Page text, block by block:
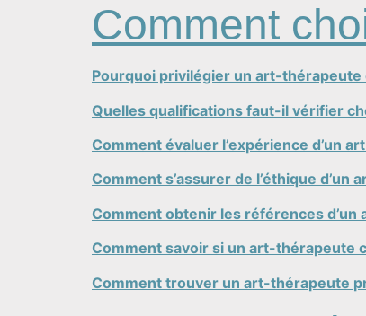
Comment
Pourquoi privilégier un art-thérapeute
Quelles qualifications faut-il vérifier
Comment évaluer l’expérience d’un
Comment s’assurer de l’éthique d’un
Comment obtenir les références d’un
Comment savoir si un art-thérapeute
Comment trouver un art-thérapeute